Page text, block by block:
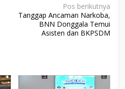
Pos berikutnya
Tanggap Ancaman Narkoba,
BNN Donggala Temui
Asisten dan BKPSDM